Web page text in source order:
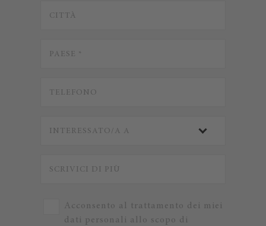
Acconsento al trattamento dei miei
dati personali allo scopo di